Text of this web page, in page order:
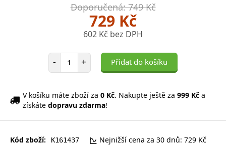
Doporučená: 749 Kč
729 Kč
602 Kč bez DPH
- Počet položek
+ Přidat do košíku
V košíku máte zboží za 0 Kč. Nakupte ještě za 999 Kč a
získáte dopravu zdarma!
Kód zboží: K161437
Nejnižší cena za 30 dnů: 729 Kč